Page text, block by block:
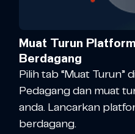
Muat Turun
Berdagang
Pilih tab “Muat Turun”
Pedagang dan muat
anda. Lancarkan
berdagang.